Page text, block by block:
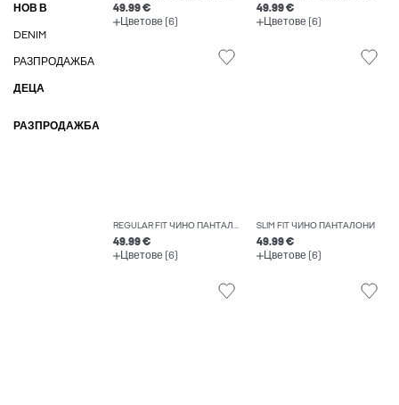
НОВ В
DENIM
РАЗПРОДАЖБА
ДЕЦА
РАЗПРОДАЖБА
49.99 €
Цветове (6)
49.99 €
Цветове (6)
REGULAR FIT ЧИНО ПАНТАЛОНИ
49.99 €
Цветове (6)
SLIM FIT ЧИНО ПАНТАЛОНИ
49.99 €
Цветове (6)